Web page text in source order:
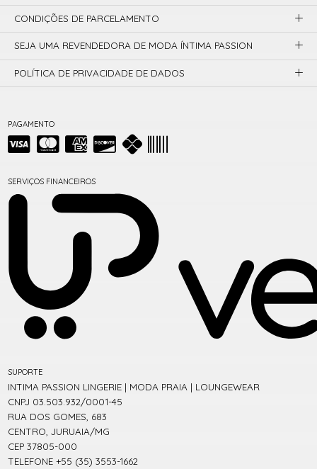
PAGAMENTO
SERVIÇOS FINANCEIROS
SUPORTE
INTIMA PASSION LINGERIE | MODA PRAIA | LOUNGEWEAR
CNPJ 03.503.932/0001-45
RUA DOS GOMES, 683
CENTRO, JURUAIA/MG
CEP 37805-000
TELEFONE +55 (35) 3553-1662
CONDIÇÕES DE PARCELAMENTO
SEJA UMA REVENDEDORA DE MODA ÍNTIMA PASSION
POLÍTICA DE PRIVACIDADE DE DADOS